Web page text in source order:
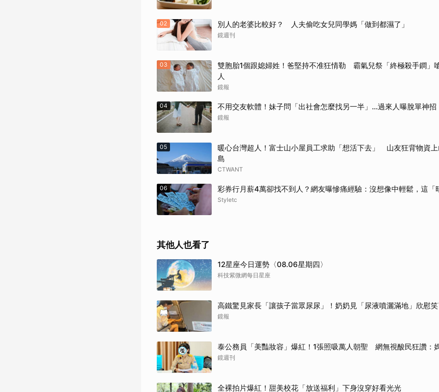
02 別人的老婆比較好？ 人夫偷吃女兒同學媽「做到都濕了」
鏡週刊
03
雙胞胎1個跟媳婦姓！爸堅持不准狂情勒 霸氣兒祭「終極殺手鐧」
人
鏡報
04 不用交友軟體！妹子問「出社會怎麼找另一半」...過來人曝脫單神招
鏡報
05
暖心台灣超人！富士山小屋員工求助「想活下去」 山友狂背物資
島
CTWANT
06 彩券行月薪4萬卻找不到人？網友曝慘痛經驗：沒想像中輕鬆，這「
Styletc
其他人也看了
12星座今日運勢〈08.06星期四〉
科技紫微網每日星座
高鐵驚見家長「讓孩子當眾尿尿」！奶奶見「尿液噴灑滿地」欣慰
鏡報
泰公務員「美豔妝容」爆紅！1張照吸萬人朝聖 網無視酸民狂讚：
鏡週刊
全裸拍片爆紅！甜美校花「放送福利」下身沒穿好看光光